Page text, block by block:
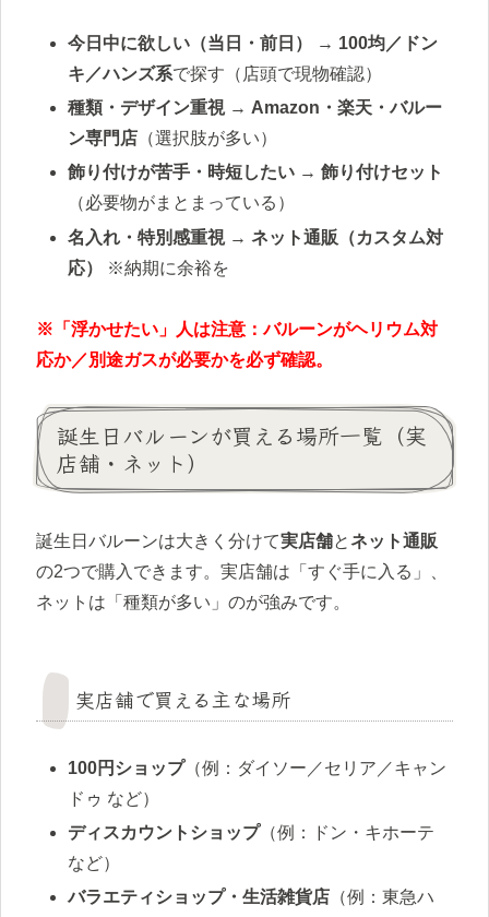
今日中に欲しい（当日・前日） → 100均／ドン
キ／ハンズ系で探す（店頭で現物確認）
種類・デザイン重視 → Amazon・楽天・バルー
ン専門店 （選択肢が多い）
飾り付けが苦手・時短したい →飾り付けセット
（必要物がまとまっている）
名入れ・特別感重視 →ネット通販（カスタム対
応）
※納期に余裕を
※「浮かせたい」人は注意：バルーンがヘリウム対
応か／別途ガスが必要かを必ず確認。
誕生日バルーンが買える場所一覧（実
店舗・ネット）
誕生日バルーンは大きく分けて実店舗とネット通販
の2つで購入できます。実店舗は「すぐ手に入る」、
ネットは「種類が多い」のが強みです。
実店舗で買える主な場所
100円ショップ（例：ダイソー／セリア／キャン
ドゥ など）
ディスカウントショップ（例：ドン・キホーテ
など）
バラエティショップ・生活雑貨店 （例：東急ハ